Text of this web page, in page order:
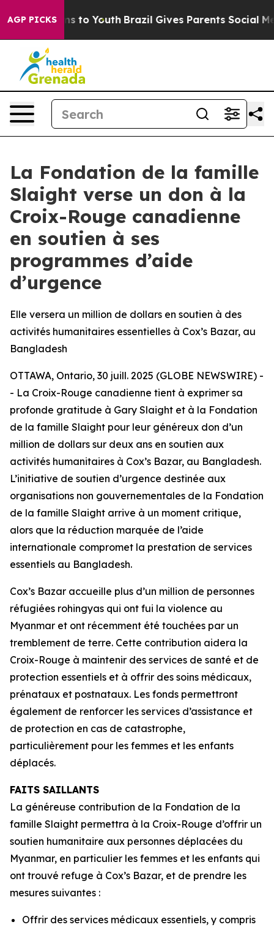
AGP PICKS
Harms to Youth Brazil Gives Parents Social Media
La Fondation de la famille
Slaight verse un don à la
Croix-Rouge canadienne
en soutien à ses
programmes d’aide
d’urgence
Elle versera un million de dollars en soutien à des
activités humanitaires essentielles à Cox’s Bazar, au
Bangladesh
OTTAWA, Ontario, 30 juill. 2025 (GLOBE NEWSWIRE) -
- La Croix-Rouge canadienne tient à exprimer sa
profonde gratitude à Gary Slaight et à la Fondation
de la famille Slaight pour leur généreux don d’un
million de dollars sur deux ans en soutien aux
activités humanitaires à Cox’s Bazar, au Bangladesh.
L’initiative de soutien d’urgence destinée aux
organisations non gouvernementales de la Fondation
de la famille Slaight arrive à un moment critique,
alors que la réduction marquée de l’aide
internationale compromet la prestation de services
essentiels au Bangladesh.
Cox’s Bazar accueille plus d’un million de personnes
réfugiées rohingyas qui ont fui la violence au
Myanmar et ont récemment été touchées par un
tremblement de terre. Cette contribution aidera la
Croix-Rouge à maintenir des services de santé et de
protection essentiels et à offrir des soins médicaux,
prénataux et postnataux. Les fonds permettront
également de renforcer les services d’assistance et
de protection en cas de catastrophe,
particulièrement pour les femmes et les enfants
déplacés.
FAITS SAILLANTS
La généreuse contribution de la Fondation de la
famille Slaight permettra à la Croix-Rouge d’offrir un
soutien humanitaire aux personnes déplacées du
Myanmar, en particulier les femmes et les enfants qui
ont trouvé refuge à Cox’s Bazar, et de prendre les
mesures suivantes :
Offrir des services médicaux essentiels, y compris